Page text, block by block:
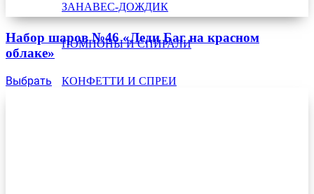
ЗАНАВЕС-ДОЖДИК
ПОМПОНЫ И СПИРАЛИ
КОНФЕТТИ И СПРЕИ
Набор шаров №46 «Леди Баг на красном
облаке»
Выбрать